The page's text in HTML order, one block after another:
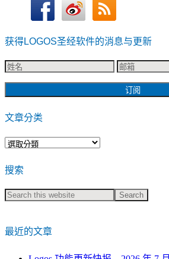
获得LOGOS圣经软件的消息与更新
文章分类
文
分
类
搜索
最近的文章